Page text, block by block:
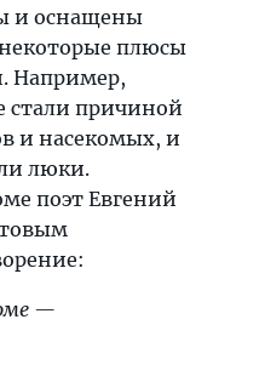
и оснащены
плюсы
Например,
стали причиной
и насекомых, и
люки.
поэт Евгений
—